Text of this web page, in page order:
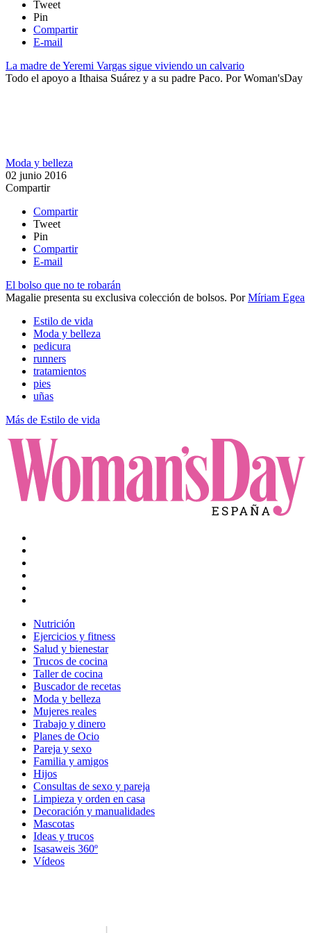
Tweet
Pin
Compartir
E-mail
La madre de Yeremi Vargas sigue viviendo un calvario
Todo el apoyo a ​Ithaisa Suárez y a su padre Paco. PorWoman'sDay
Moda y belleza
02 junio 2016
Compartir
Compartir
Tweet
Pin
Compartir
E-mail
El bolso que no te robarán
Magalie presenta su exclusiva colección de bolsos. PorMíriam Egea
Estilo de vida
Moda y belleza
pedicura
runners
tratamientos
pies
uñas
Más de Estilo de vida
Nutrición
Ejercicios y fitness
Salud y bienestar
Trucos de cocina
Taller de cocina
Buscador de recetas
Moda y belleza
Mujeres reales
Trabajo y dinero
Planes de Ocio
Pareja y sexo
Familia y amigos
Hijos
Consultas de sexo y pareja
Limpieza y orden en casa
Decoración y manualidades
Mascotas
Ideas y trucos
Isasaweis 360º
Vídeos